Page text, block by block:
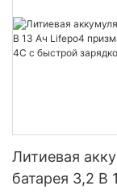
Литиевая
батарея 3,2 В